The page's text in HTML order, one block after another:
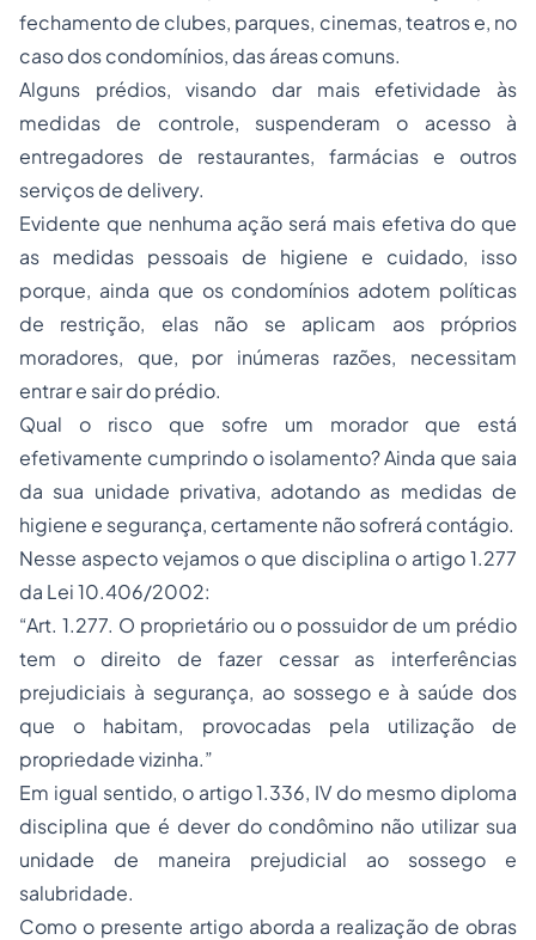
fechamento de clubes, parques, cinemas, teatros e, no
caso dos condomínios, das áreas comuns.
Alguns prédios, visando dar mais efetividade às
medidas de controle, suspenderam o acesso à
entregadores de restaurantes, farmácias e outros
serviços de delivery.
Evidente que nenhuma ação será mais efetiva do que
as medidas pessoais de higiene e cuidado, isso
porque, ainda que os condomínios adotem políticas
de restrição, elas não se aplicam aos próprios
moradores, que, por inúmeras razões, necessitam
entrar e sair do prédio.
Qual o risco que sofre um morador que está
efetivamente cumprindo o isolamento? Ainda que saia
da sua unidade privativa, adotando as medidas de
higiene e segurança, certamente não sofrerá contágio.
Nesse aspecto vejamos o que disciplina o artigo 1.277
da Lei 10.406/2002:
“Art. 1.277. O proprietário ou o possuidor de um prédio
tem o direito de fazer cessar as interferências
prejudiciais à segurança, ao sossego e à saúde dos
que o habitam, provocadas pela utilização de
propriedade vizinha.”
Em igual sentido, o artigo 1.336, IV do mesmo diploma
disciplina que é dever do condômino não utilizar sua
unidade de maneira prejudicial ao sossego e
salubridade.
Como o presente artigo aborda a realização de obras